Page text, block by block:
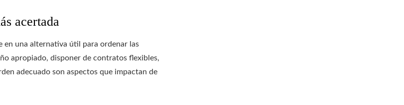
acertada
en una alternativa útil para ordenar las
apropiado, disponer de contratos flexibles,
adecuado son aspectos que impactan de